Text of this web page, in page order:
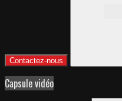
Contactez-nous
Capsule vidéo